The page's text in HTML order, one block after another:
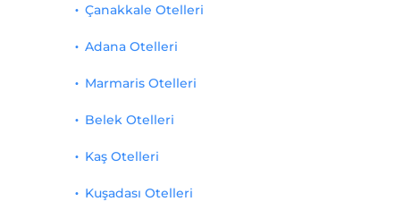
Çanakkale Otelleri
Adana Otelleri
Marmaris Otelleri
Belek Otelleri
Kaş Otelleri
Kuşadası Otelleri